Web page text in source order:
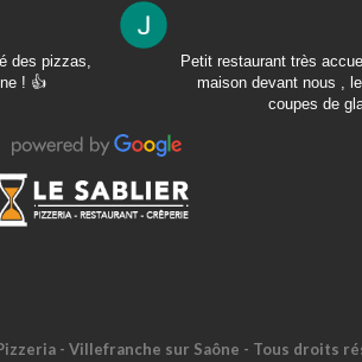
des pizzas,
! 👍
Petit restaurant très
maison devant nous ,
coupes de
- Villefranche sur Saône - Tous droits